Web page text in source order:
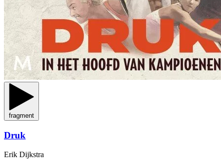
fragment
Druk
Erik Dijkstra